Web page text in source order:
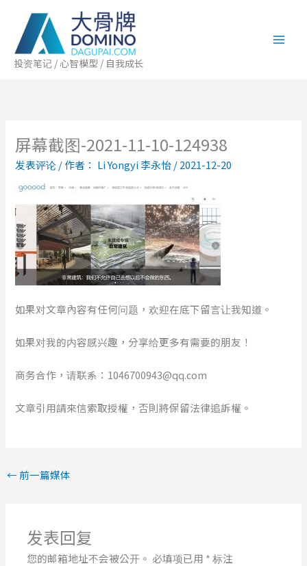
投资笔记 / 心智模型 / 自我成长
屏幕截图-2021-11-10-124938
发表评论/ 作者： Li Yongyi 李永怡/2021-12-20
如果对文章內容有任何问题，欢迎在底下留言让我知道。
如果对我的内容感兴趣，分享给更多有需要的朋友！
商务合作，请联系：1046700943@qq.com
文章引用請來信索取授權，否則將保留法律追訴權。
← 前一篇媒体
发表回复
您的邮箱地址不会被公开。 必填项已用 *标注